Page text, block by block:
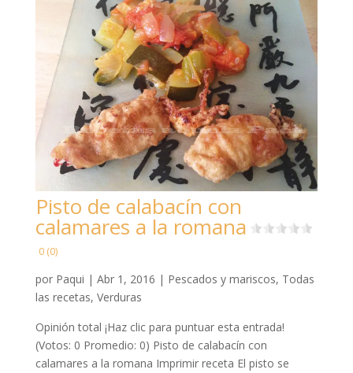
Pisto de calabacín con
calamares a la romana
0 (0)
por Paqui | Abr 1, 2016 | Pescados y mariscos, Todas
las recetas, Verduras
Opinión total ¡Haz clic para puntuar esta entrada!
(Votos: 0 Promedio: 0) Pisto de calabacín con
calamares a la romana Imprimir receta El pisto se